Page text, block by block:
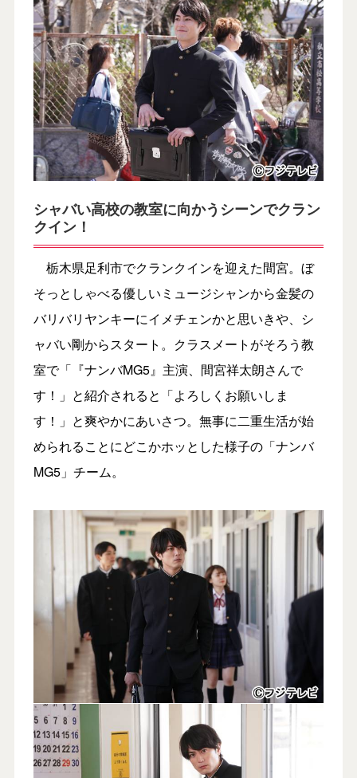
シャバい高校の教室に向かうシーンでクラン
クイン！
栃木県足利市でクランクインを迎えた間宮。ぼ
そっとしゃべる優しいミュージシャンから金髪の
バリバリヤンキーにイメチェンかと思いきや、シ
ャバい剛からスタート。クラスメートがそろう教
室で「『ナンバMG5』主演、間宮祥太朗さんで
す！」と紹介されると「よろしくお願いしま
す！」と爽やかにあいさつ。無事に二重生活が始
められることにどこかホッとした様子の「ナンバ
MG5」チーム。